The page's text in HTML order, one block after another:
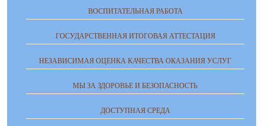
ВОСПИТАТЕЛЬНАЯ РАБОТА
ГОСУДАРСТВЕННАЯ ИТОГОВАЯ АТТЕСТАЦИЯ
НЕЗАВИСИМАЯ ОЦЕНКА КАЧЕСТВА ОКАЗАНИЯ УСЛУГ
МЫ ЗА ЗДОРОВЬЕ И БЕЗОПАСНОСТЬ
ДОСТУПНАЯ СРЕДА